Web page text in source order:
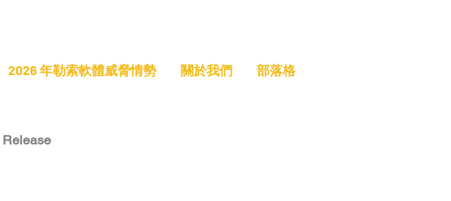
2026 年勒索軟體威脅情勢 關於我們 部落格